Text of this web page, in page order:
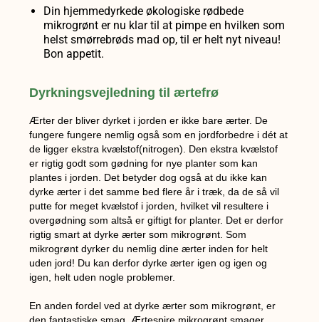
Din hjemmedyrkede økologiske rødbede
mikrogrønt er nu klar til at pimpe en hvilken som
helst smørrebrøds mad op, til er helt nyt niveau!
Bon appetit.
Dyrkningsvejledning til ærtefrø
Ærter der bliver dyrket i jorden er ikke bare ærter. De
fungere fungere nemlig også som en jordforbedre i dét at
de ligger ekstra kvælstof(nitrogen). Den ekstra kvælstof
er rigtig godt som gødning for nye planter som kan
plantes i jorden. Det betyder dog også at du ikke kan
dyrke ærter i det samme bed flere år i træk, da de så vil
putte for meget kvælstof i jorden, hvilket vil resultere i
overgødning som altså er giftigt for planter. Det er derfor
rigtig smart at dyrke ærter som mikrogrønt. Som
mikrogrønt dyrker du nemlig dine ærter inden for helt
uden jord! Du kan derfor dyrke ærter igen og igen og
igen, helt uden nogle problemer.
En anden fordel ved at dyrke ærter som mikrogrønt, er